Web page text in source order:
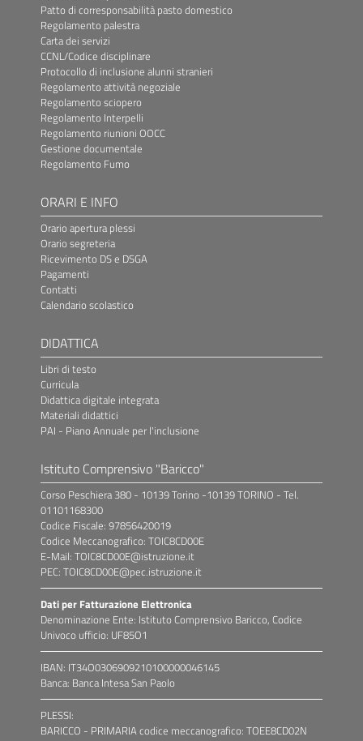
Patto di corresponsabilità pasto domestico
Regolamento palestra
Carta dei servizi
CCNL/Codice disciplinare
Protocollo di inclusione alunni stranieri
Regolamento attività negoziale
Regolamento sciopero
Regolamento Interpelli
Regolamento riunioni OOCC
Gestione documentale
Regolamento Fumo
ORARI E INFO
Orario apertura plessi
Orario segreteria
Ricevimento DS e DSGA
Pagamenti
Contatti
Calendario scolastico
DIDATTICA
Libri di testo
Curricula
Didattica digitale integrata
Materiali didattici
PAI - Piano Annuale per l'inclusione
Istituto Comprensivo "Baricco"
Corso Peschiera 380 - 10139 Torino -10139 TORINO - Tel.
01101168300
Codice Fiscale: 97856420019
Codice Meccanografico: TOIC8CD00E
E-Mail: TOIC8CD00E@istruzione.it
PEC: TOIC8CD00E@pec.istruzione.it
Dati per Fatturazione Elettronica
Denominazione Ente: Istituto Comprensivo Baricco, Codice
Univoco ufficio: UF85O1
IBAN: IT34O0306909210100000046145
Banca: Banca Intesa San Paolo
PLESSI:
BARICCO - PRIMARIA codice meccanografico: TOEE8CD02N